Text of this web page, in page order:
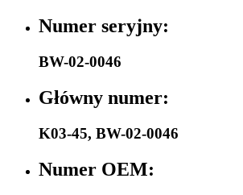
Numer seryjny:
BW-02-0046
Główny numer:
K03-45, BW-02-0046
Numer OEM: